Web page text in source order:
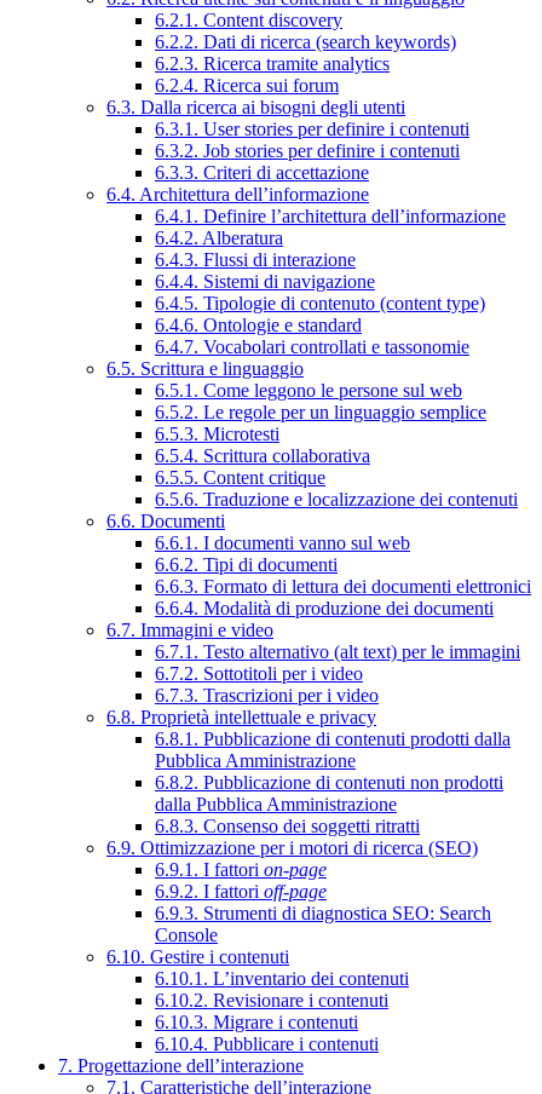
6.2.1. Content discovery
6.2.2. Dati di ricerca (search keywords)
6.2.3. Ricerca tramite analytics
6.2.4. Ricerca sui forum
6.3. Dalla ricerca ai bisogni degli utenti
6.3.1. User stories per definire i contenuti
6.3.2. Job stories per definire i contenuti
6.3.3. Criteri di accettazione
6.4. Architettura dell’informazione
6.4.1. Definire l’architettura dell’informazione
6.4.2. Alberatura
6.4.3. Flussi di interazione
6.4.4. Sistemi di navigazione
6.4.5. Tipologie di contenuto (content type)
6.4.6. Ontologie e standard
6.4.7. Vocabolari controllati e tassonomie
6.5. Scrittura e linguaggio
6.5.1. Come leggono le persone sul web
6.5.2. Le regole per un linguaggio semplice
6.5.3. Microtesti
6.5.4. Scrittura collaborativa
6.5.5. Content critique
6.5.6. Traduzione e localizzazione dei contenuti
6.6. Documenti
6.6.1. I documenti vanno sul web
6.6.2. Tipi di documenti
6.6.3. Formato di lettura dei documenti elettronici
6.6.4. Modalità di produzione dei documenti
6.7. Immagini e video
6.7.1. Testo alternativo (alt text) per le immagini
6.7.2. Sottotitoli per i video
6.7.3. Trascrizioni per i video
6.8. Proprietà intellettuale e privacy
6.8.1. Pubblicazione di contenuti prodotti dalla
Pubblica Amministrazione
6.8.2. Pubblicazione di contenuti non prodotti
dalla Pubblica Amministrazione
6.8.3. Consenso dei soggetti ritratti
6.9. Ottimizzazione per i motori di ricerca (SEO)
6.9.1. I fattori on-page
6.9.2. I fattori off-page
6.9.3. Strumenti di diagnostica SEO: Search
Console
6.10. Gestire i contenuti
6.10.1. L’inventario dei contenuti
6.10.2. Revisionare i contenuti
6.10.3. Migrare i contenuti
6.10.4. Pubblicare i contenuti
7. Progettazione dell’interazione
7.1. Caratteristiche dell’interazione